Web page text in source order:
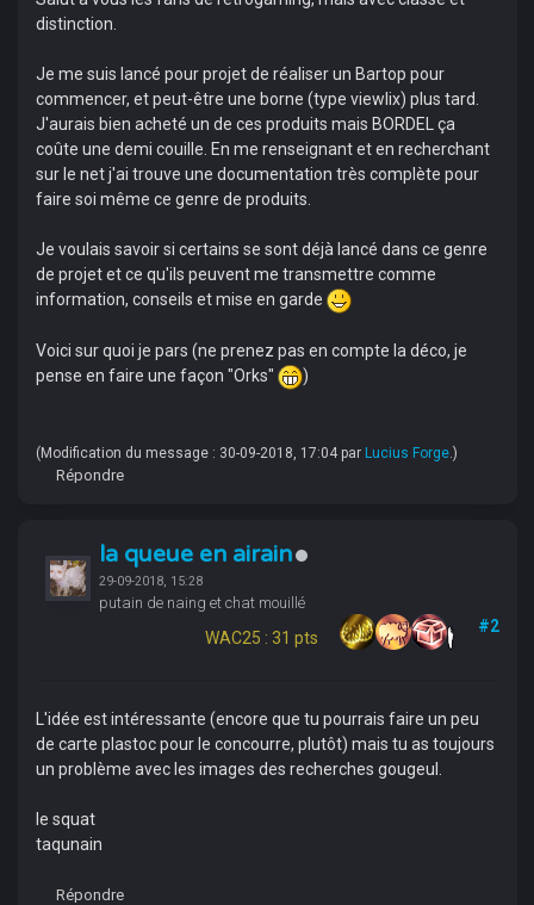
distinction.
Je me suis lancé pour projet de réaliser un Bartop pour
commencer, et peut-être une borne (type viewlix) plus tard.
J'aurais bien acheté un de ces produits mais BORDEL ça
coûte une demi couille. En me renseignant et en recherchant
sur le net j'ai trouve une documentation très complète pour
faire soi même ce genre de produits.
Je voulais savoir si certains se sont déjà lancé dans ce genre
de projet et ce qu'ils peuvent me transmettre comme
information, conseils et mise en garde
Voici sur quoi je pars (ne prenez pas en compte la déco, je
pense en faire une façon "Orks"
)
(Modification du message : 30-09-2018, 17:04 par Lucius Forge.)
Répondre
la queue en airain
29-09-2018, 15:28
putain de naing et chat mouillé
WAC25 : 31 pts
#2
L'idée est intéressante (encore que tu pourrais faire un peu
de carte plastoc pour le concourre, plutôt) mais tu as toujours
un problème avec les images des recherches gougeul.
le squat
taqunain
Répondre